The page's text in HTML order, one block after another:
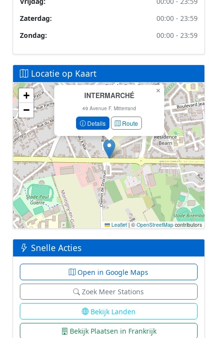
Zaterdag:
00:00 - 23:59
Zondag:
00:00 - 23:59
Locatie op Kaart
Geen locatiegegevens beschikbaar voor dit station.
Dit station heeft geen GPS coördinaten in de database.
INTERMARCHÉ
49 Avenue F. Mitterrand
Details Route
×
+
−
Leaflet |© OpenStreetMapcontributors
Snelle Acties
Open in Google Maps
Zoek Meer Stations
Bekijk Landen
Bekijk Plaatsen in Frankrijk